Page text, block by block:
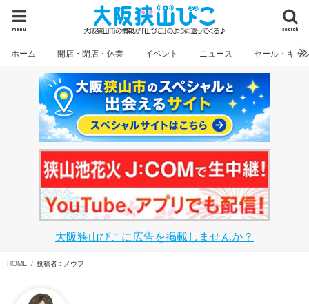
search
menu
ホーム 開店・閉店・休業 イベント ニュース セール・キャ
大阪狭山びこに広告を掲載しませんか？
HOME 投稿者 : ノウフ